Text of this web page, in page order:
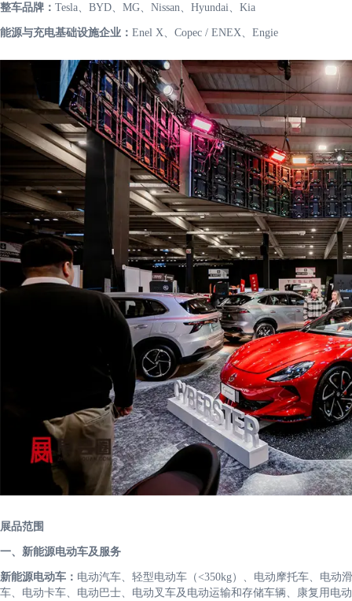
整车品牌： Tesla、BYD、MG、Nissan、Hyundai、Kia
能源与充电基础设施企业： Enel X、Copec / ENEX、Engie
展品范围
一、新能源电动车及服务
新能源电动车： 电动汽车、轻型电动车（<350kg）、电动摩托车、电动
车、电动卡车、电动巴士、电动叉车及电动运输和存储车辆、康复用电